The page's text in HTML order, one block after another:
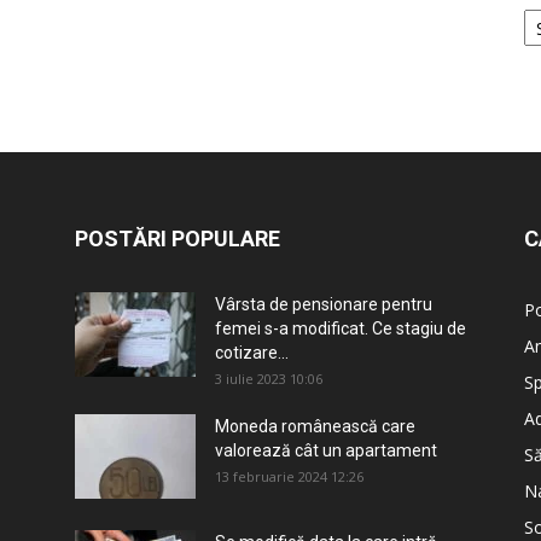
POSTĂRI POPULARE
Vârsta de pensionare pentru
femei s-a modificat. Ce stagiu de
cotizare...
3 iulie 2023 10:06
Moneda românească care
valorează cât un apartament
13 februarie 2024 12:26